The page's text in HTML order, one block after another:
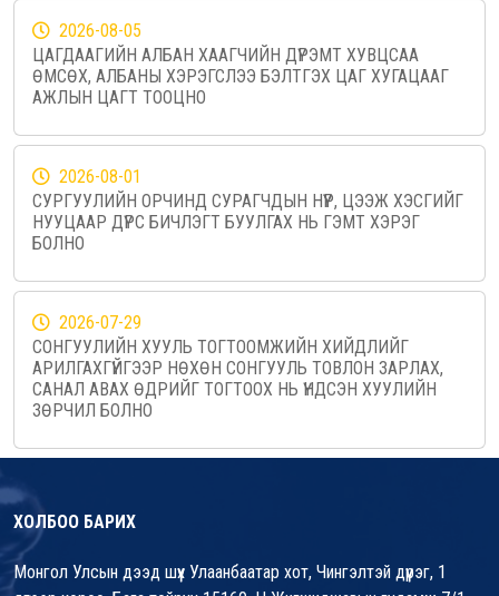
2026-08-05
ЦАГДААГИЙН АЛБАН ХААГЧИЙН ДҮРЭМТ ХУВЦСАА
ӨМСӨХ, АЛБАНЫ ХЭРЭГСЛЭЭ БЭЛТГЭХ ЦАГ ХУГАЦААГ
АЖЛЫН ЦАГТ ТООЦНО
2026-08-01
СУРГУУЛИЙН ОРЧИНД СУРАГЧДЫН НҮҮР, ЦЭЭЖ ХЭСГИЙГ
НУУЦААР ДҮРС БИЧЛЭГТ БУУЛГАХ НЬ ГЭМТ ХЭРЭГ
БОЛНО
2026-07-29
СОНГУУЛИЙН ХУУЛЬ ТОГТООМЖИЙН ХИЙДЛИЙГ
АРИЛГАХГҮЙГЭЭР НӨХӨН СОНГУУЛЬ ТОВЛОН ЗАРЛАХ,
САНАЛ АВАХ ӨДРИЙГ ТОГТООХ НЬ ҮНДСЭН ХУУЛИЙН
ЗӨРЧИЛ БОЛНО
ХОЛБОО БАРИХ
Монгол Улсын дээд шүүх Улаанбаатар хот, Чингэлтэй дүүрэг, 1